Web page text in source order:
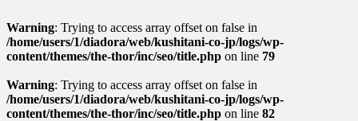
Warning: Trying to access array offset on false in
/home/users/1/diadora/web/kushitani-co-jp/logs/wp-
content/themes/the-thor/inc/seo/title.php on line 79
Warning: Trying to access array offset on false in
/home/users/1/diadora/web/kushitani-co-jp/logs/wp-
content/themes/the-thor/inc/seo/title.php on line 82